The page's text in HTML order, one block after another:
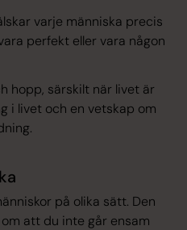
varje människa precis
perfekt eller vara någon
hopp, särskilt när livet är
i livet och en vetskap om
på olika sätt. Den
att du inte går ensam